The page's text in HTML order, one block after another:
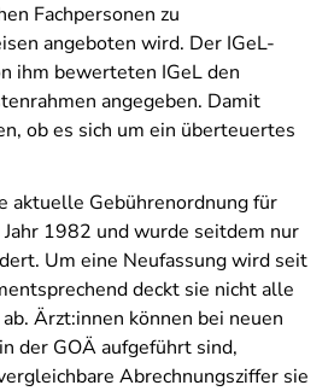
Fachpersonen zu
angeboten wird. Der IGeL-
ihm bewerteten IGeL den
angegeben. Damit
ob es sich um ein überteuertes
aktuelle Gebührenordnung für
1982 und wurde seitdem nur
Um eine Neufassung wird seit
deckt sie nicht alle
Ärzt:innen können bei neuen
der GOÄ aufgeführt sind,
Abrechnungsziffer sie